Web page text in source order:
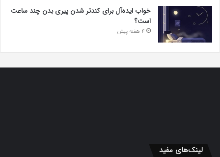
خواب ایده‌آل برای کندتر شدن پیری بدن چند ساعت
است؟
4 هفته پیش
لینک‌های مفید